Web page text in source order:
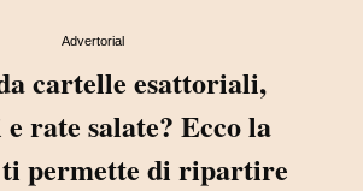
Advertorial
cartelle esattoriali,
rate salate? Ecco la
ti permette di ripartire